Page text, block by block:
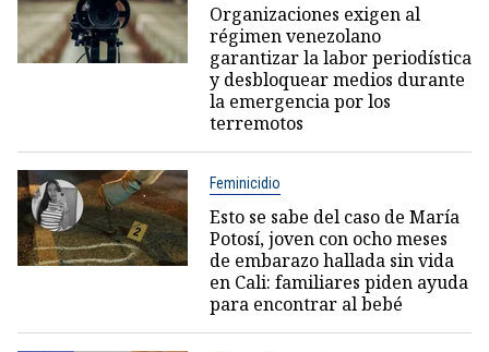
Organizaciones exigen al
régimen venezolano
garantizar la labor periodística
y desbloquear medios durante
la emergencia por los
terremotos
Feminicidio
Esto se sabe del caso de María
Potosí, joven con ocho meses
de embarazo hallada sin vida
en Cali: familiares piden ayuda
para encontrar al bebé